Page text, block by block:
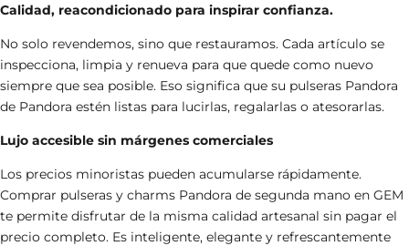
Calidad, reacondicionado para inspirar confianza.
No solo revendemos, sino que restauramos. Cada artículo se
inspecciona, limpia y renueva para que quede como nuevo
siempre que sea posible. Eso significa que su pulseras Pandora
de Pandora estén listas para lucirlas, regalarlas o atesorarlas.
Lujo accesible sin márgenes comerciales
Los precios minoristas pueden acumularse rápidamente.
Comprar pulseras y charms Pandora de segunda mano en GEM
te permite disfrutar de la misma calidad artesanal sin pagar el
precio completo. Es inteligente, elegante y refrescantemente